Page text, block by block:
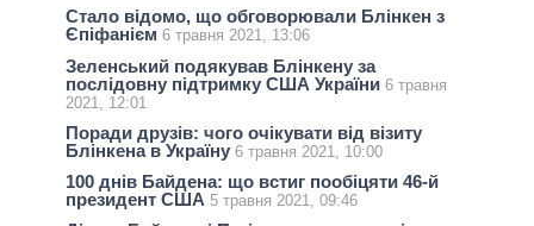
Стало відомо, що обговорювали Блінкен з
Єпіфанієм 6 травня 2021, 13:06
Зеленський подякував Блінкену за
послідовну підтримку США України 6 травня
2021, 12:01
Поради друзів: чого очікувати від візиту
Блінкена в Україну 6 травня 2021, 10:00
100 днів Байдена: що встиг пообіцяти 46-й
президент США 5 травня 2021, 09:46